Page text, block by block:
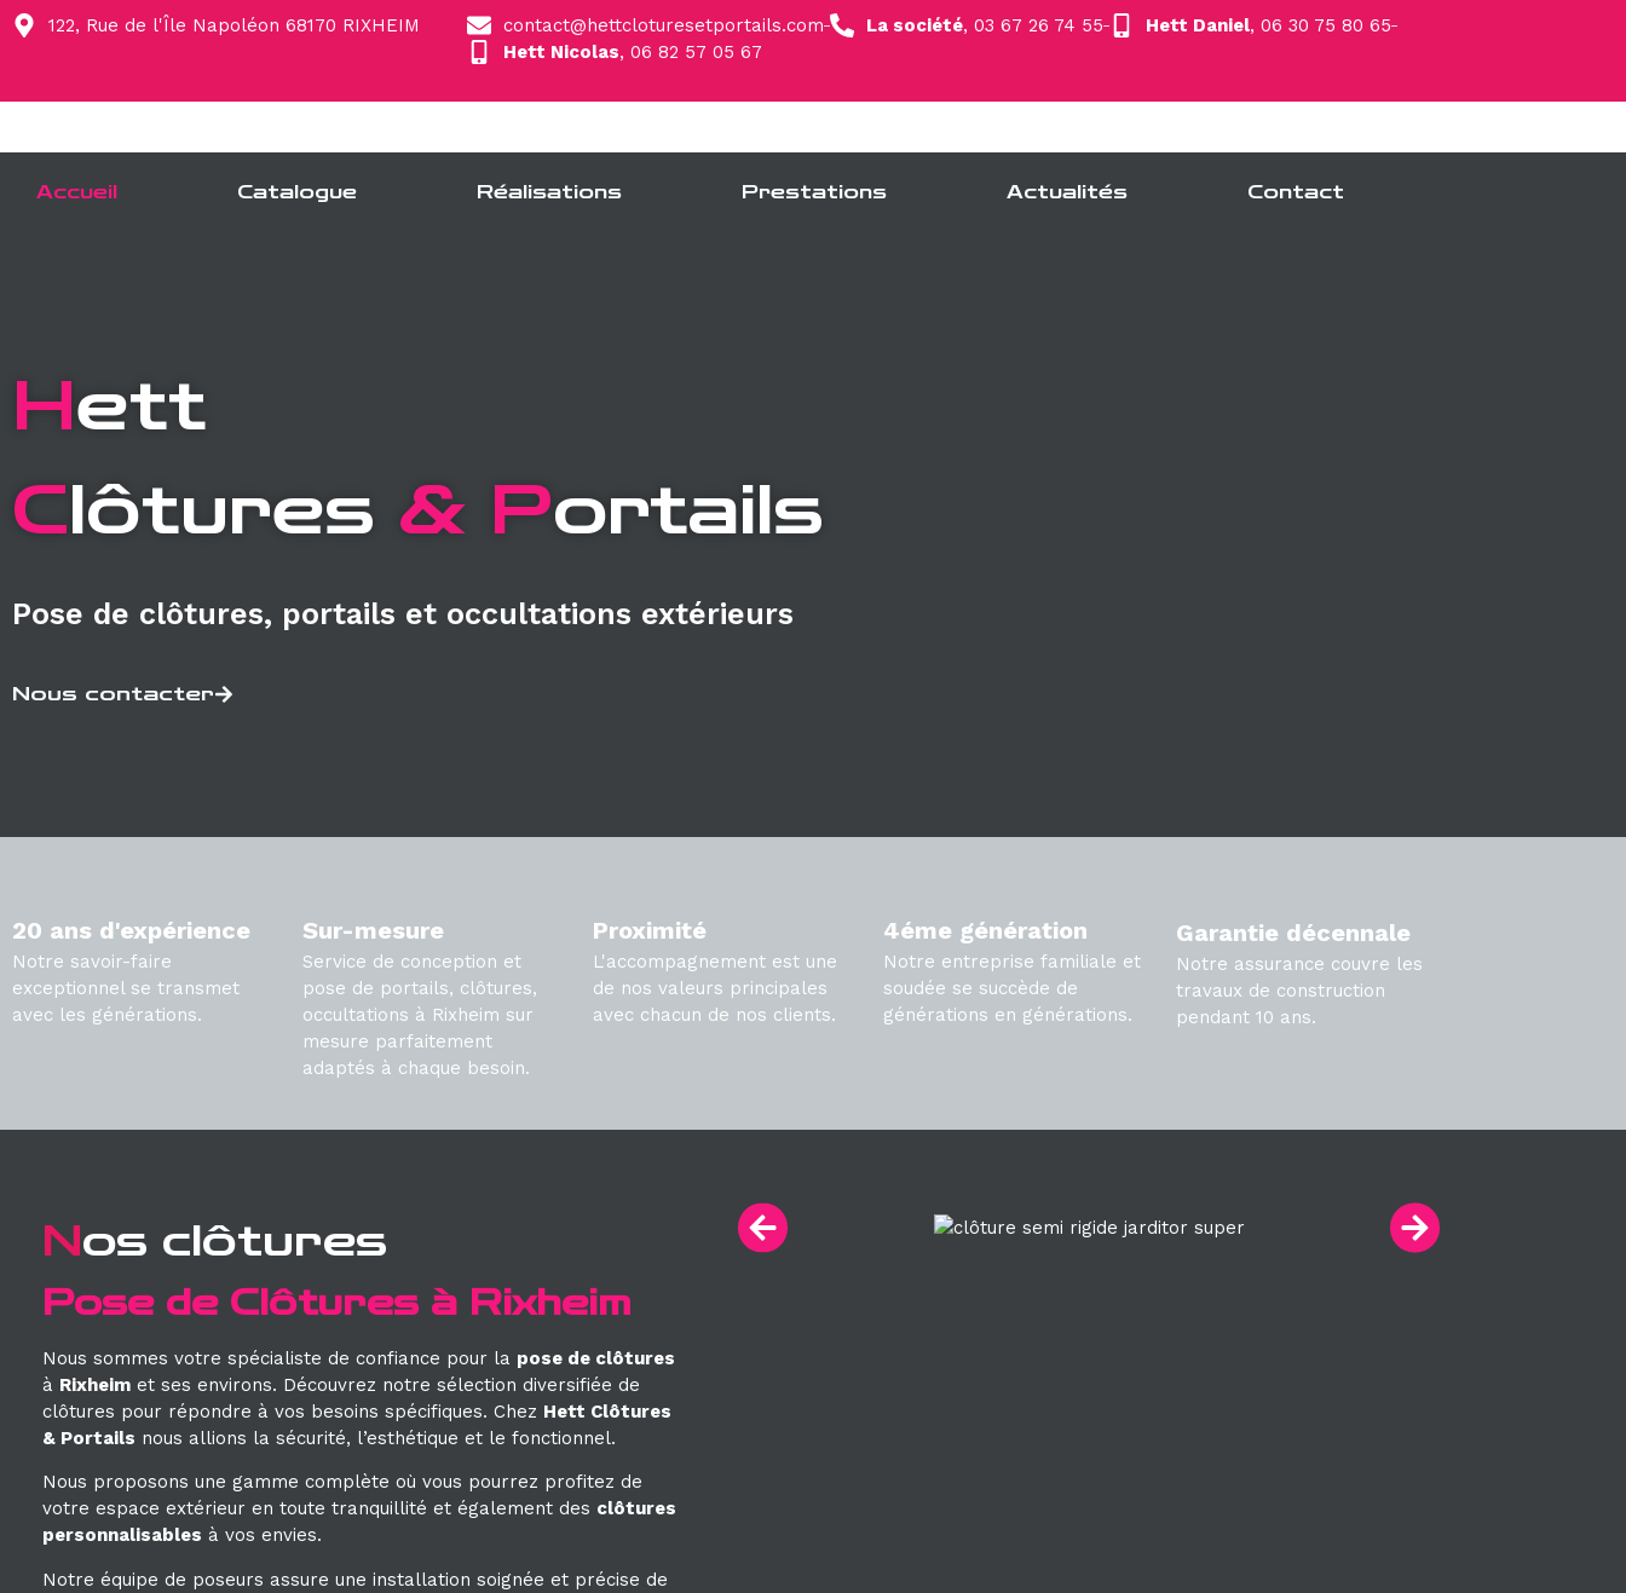
122, Rue de l'Île Napoléon 68170 RIXHEIM contact@hettcloturesetportails.com La société, 03 67 26 74 55 Hett Daniel, 06 30 75 80 65
Hett Nicolas, 06 82 57 05 67
Accueil Catalogue Réalisations Prestations Actualités Contact
Hett
Clôtures & Portails
Pose de clôtures, portails et occultations extérieurs
Nous contacter
20 ans d'expérience
Notre savoir-faire
exceptionnel se transmet
avec les générations.
Sur-mesure
Service de conception et
pose de portails, clôtures,
occultations à Rixheim sur
mesure parfaitement
adaptés à chaque besoin.
Proximité
L'accompagnement est une
de nos valeurs principales
avec chacun de nos clients.
4éme génération
Notre entreprise familiale et
soudée se succède de
générations en générations.
Garantie décennale
Notre assurance couvre les
travaux de construction
pendant 10 ans.
Nos clôtures
Pose de Clôtures à Rixheim
Nous sommes votre spécialiste de confiance pour la pose de clôtures
à Rixheim et ses environs. Découvrez notre sélection diversifiée de
clôtures pour répondre à vos besoins spécifiques. Chez Hett Clôtures
& Portails nous allions la sécurité, l’esthétique et le fonctionnel.
Nous proposons une gamme complète où vous pourrez profitez de
votre espace extérieur en toute tranquillité et également des clôtures
personnalisables à vos envies.
Notre équipe de poseurs assure une installation soignée et précise de